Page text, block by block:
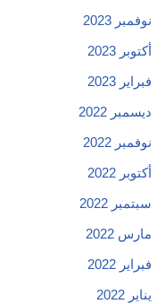
نوفمبر 2023
أكتوبر 2023
فبراير 2023
ديسمبر 2022
نوفمبر 2022
أكتوبر 2022
سبتمبر 2022
مارس 2022
فبراير 2022
يناير 2022